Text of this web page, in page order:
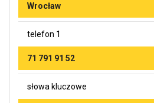
Wrocław
telefon 1
71 791 91 52
słowa kluczowe